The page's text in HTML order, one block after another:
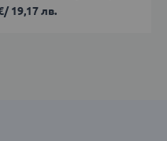
/19,17 лв.